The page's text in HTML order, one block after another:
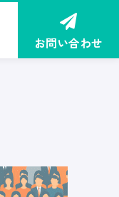
お問い合わせ